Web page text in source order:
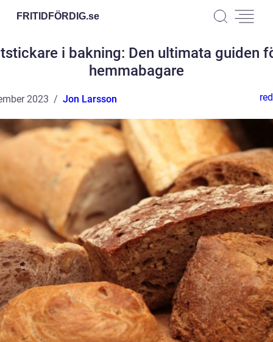
FRITIDFÖRDIG.se
i bakning: Den ultimata guiden
hemmabagare
2023 Jon Larsson